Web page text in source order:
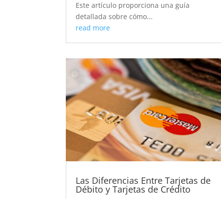
Este artículo proporciona una guía
detallada sobre cómo...
read more
Las Diferencias Entre Tarjetas de
Débito y Tarjetas de Crédito